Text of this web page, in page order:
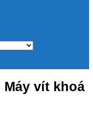
Máy vít khoá